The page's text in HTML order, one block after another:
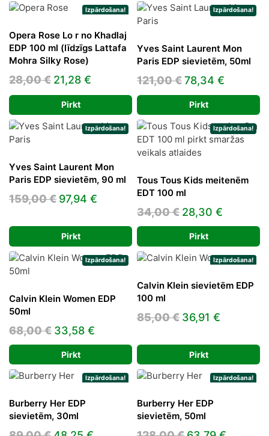
Izpārdošana!
Opera Rose Lo r no Khadlaj
EDP 100 ml (līdzīgs Lattafa
Mohra Silky Rose)
28,00€ Original
price
was:
28,00 €.
21,28 €
price
is:
21,28 €.
Pirkt
Izpārdošana!
Yves Saint Laurent Mon
Paris EDP sievietēm, 50ml
121,00€Original
price
was:
121,00 €.
78,34 €
price
is:
78,34 €.
Pirkt
Izpārdošana!
Yves Saint Laurent Mon
Paris EDP sievietēm, 90 ml
159,00€ Original
was:
159,00 €.
97,94 € Current
97,94 €.
Pirkt
Izpārdošana!
Tous Tous Kids meitenēm
EDT 100 ml
34,00€ Original
price
was:
34,00 €.
28,30 €
price
is:
28,30 €.
Pirkt
Izpārdošana!
Calvin Klein Women EDP
50ml
68,00€ Original
price
was:
68,00 €.
33,58 €
price
is:
33,58 €.
Pirkt
Izpārdošana!
Calvin Klein sievietēm EDP
100 ml
85,00€ Original
was:
85,00 €.
36,91 €
is:
36,91 €.
Pirkt
Izpārdošana!
Burberry Her EDP
sievietēm, 30ml
Izpārdošana!
Burberry Her EDP
sievietēm, 50ml